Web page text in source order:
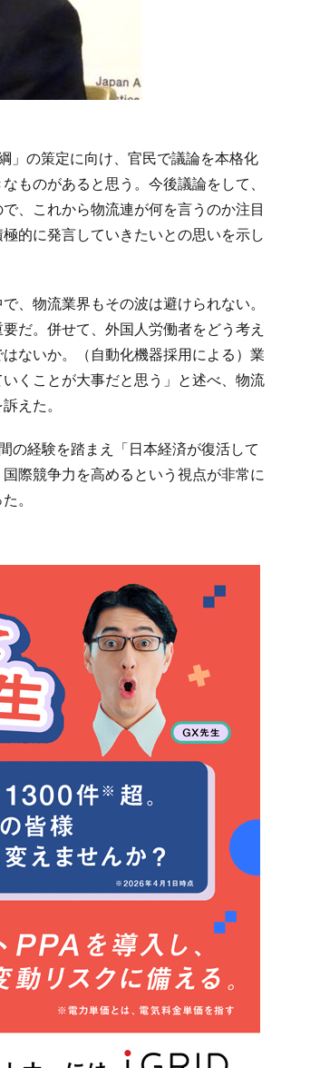
」の策定に向け、官民で議論を本格化
ものがあると思う。今後議論をして、
、これから物流連が何を言うのか注目
的に発言していきたいとの思いを示し
、物流業界もその波は避けられない。
だ。併せて、外国人労働者をどう考え
ないか。（自動化機器採用による）業
くことが大事だと思う」と述べ、物流
えた。
の経験を踏まえ「日本経済が復活して
際競争力を高めるという視点が非常に
。